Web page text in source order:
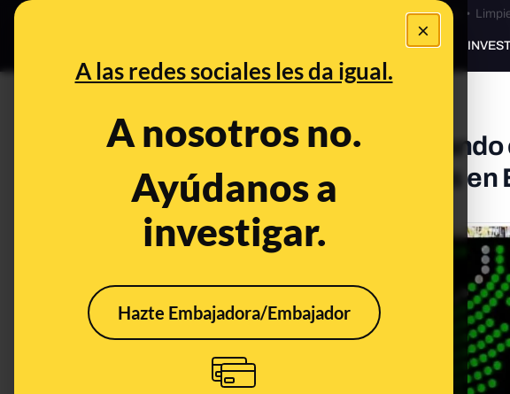
×
A las redes sociales les da igual.
A nosotros no.
Ayúdanos a
investigar.
Hazte Embajadora/Embajador
Bulos Ceuta •
PREBUNKING
No, este vídeo de cuatro chicos
supermercado no es de España. Es
Jun 11, 2019, 12:48:25 PM